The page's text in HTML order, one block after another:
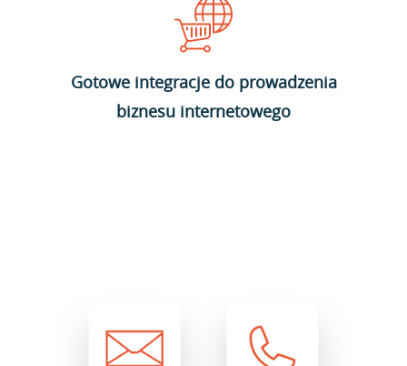
Gotowe integracje do prowadzenia
biznesu internetowego